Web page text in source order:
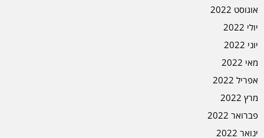
אוגוסט 2022
יולי 2022
יוני 2022
מאי 2022
אפריל 2022
מרץ 2022
פברואר 2022
ינואר 2022